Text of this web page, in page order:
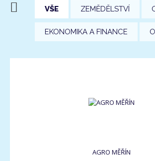
VŠE ZEMĚDĚLSTVÍ
EKONOMIKA A FINANCE
AGRO MĚŘÍN